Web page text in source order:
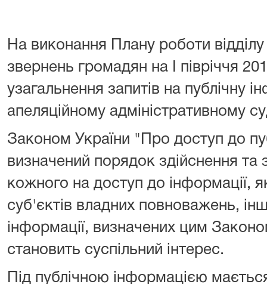
На виконання Плану роботи відділу
звернень громадян на І півріччя
узагальнення запитів на публічну
апеляційному адміністративному
Законом України "Про доступ до
визначений порядок здійснення та
кожного на доступ до інформації,
суб'єктів владних повноважень,
інформації, визначених цим
становить суспільний інтерес.
Під публічною інформацією